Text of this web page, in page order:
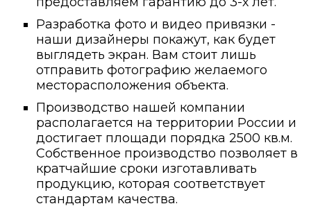
Разработка фото и видео привязки -
наши дизайнеры покажут, как будет
выглядеть экран. Вам стоит лишь
отправить фотографию желаемого
месторасположения объекта.
Производство нашей компании
располагается на территории России и
достигает площади порядка 2500 кв.м.
Собственное производство позволяет в
кратчайшие сроки изготавливать
продукцию, которая соответствует
стандартам качества.